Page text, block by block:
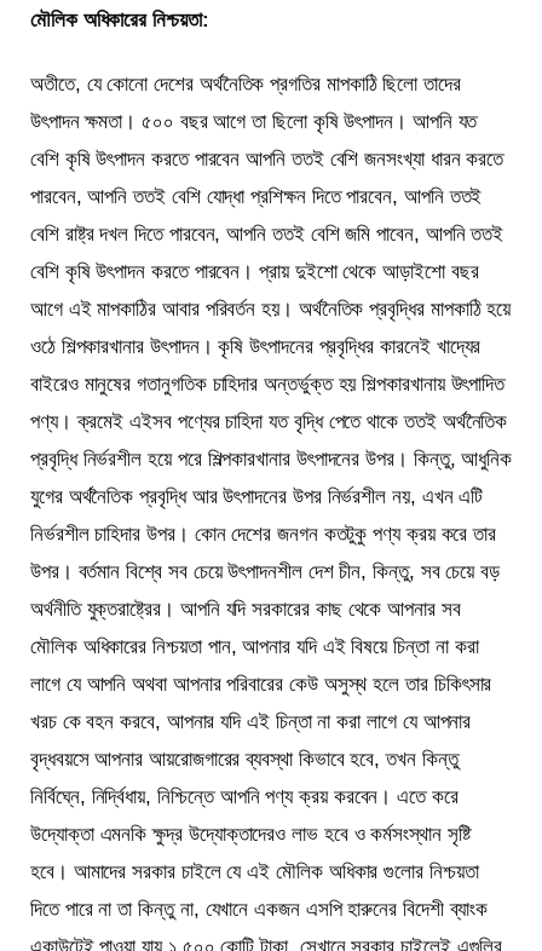
মৌলিক অধিকারের নিশ্চয়তা:
অতীতে, যে কোনো দেশের অর্থনৈতিক প্রগতির মাপকাঠি ছিলো তাদের
উৎপাদন ক্ষমতা। ৫০০ বছর আগে তা ছিলো কৃষি উৎপাদন। আপনি যত
বেশি কৃষি উৎপাদন করতে পারবেন আপনি ততই বেশি জনসংখ্যা ধারন করতে
পারবেন, আপনি ততই বেশি যোদ্ধা প্রশিক্ষন দিতে পারবেন, আপনি ততই
বেশি রাষ্ট্র দখল দিতে পারবেন, আপনি ততই বেশি জমি পাবেন, আপনি ততই
বেশি কৃষি উৎপাদন করতে পারবেন। প্রায় দুইশো থেকে আড়াইশো বছর
আগে এই মাপকাঠির আবার পরিবর্তন হয়। অর্থনৈতিক প্রবৃদ্ধির মাপকাঠি হয়ে
ওঠে শিল্পকারখানার উৎপাদন। কৃষি উৎপাদনের প্রবৃদ্ধির কারনেই খাদ্যের
বাইরেও মানুষের গতানুগতিক চাহিদার অন্তর্ভুক্ত হয় শিল্পকারখানায় উৎপাদিত
পণ্য। ক্রমেই এইসব পণ্যের চাহিদা যত বৃদ্ধি পেতে থাকে ততই অর্থনৈতিক
প্রবৃদ্ধি নির্ভরশীল হয়ে পরে শিল্পকারখানার উৎপাদনের উপর। কিন্তু, আধুনিক
যুগের অর্থনৈতিক প্রবৃদ্ধি আর উৎপাদনের উপর নির্ভরশীল নয়, এখন এটি
নির্ভরশীল চাহিদার উপর। কোন দেশের জনগন কতটুকু পণ্য ক্রয় করে তার
উপর। বর্তমান বিশ্বে সব চেয়ে উৎপাদনশীল দেশ চীন, কিন্তু, সব চেয়ে বড়
অর্থনীতি যুক্তরাষ্ট্রের। আপনি যদি সরকারের কাছ থেকে আপনার সব
মৌলিক অধিকারের নিশ্চয়তা পান, আপনার যদি এই বিষয়ে চিন্তা না করা
লাগে যে আপনি অথবা আপনার পরিবারের কেউ অসুস্থ হলে তার চিকিৎসার
খরচ কে বহন করবে, আপনার যদি এই চিন্তা না করা লাগে যে আপনার
বৃদ্ধবয়সে আপনার আয়রোজগারের ব্যবস্থা কিভাবে হবে, তখন কিন্তু
নির্বিঘ্নে, নির্দ্বিধায়, নিশ্চিন্তে আপনি পণ্য ক্রয় করবেন। এতে করে
উদ্যোক্তা এমনকি ক্ষুদ্র উদ্যোক্তাদেরও লাভ হবে ও কর্মসংস্থান সৃষ্টি
হবে। আমাদের সরকার চাইলে যে এই মৌলিক অধিকার গুলোর নিশ্চয়তা
দিতে পারে না তা কিন্তু না, যেখানে একজন এসপি হারুনের বিদেশী ব্যাংক